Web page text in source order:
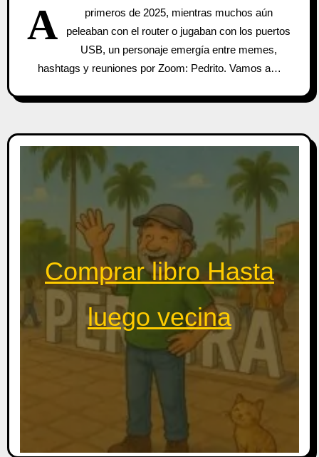
A
primeros de 2025, mientras muchos aún
peleaban con el router o jugaban con los puertos
USB, un personaje emergía entre memes,
hashtags y reuniones por Zoom: Pedrito. Vamos a…
Comprar libro Hasta
luego vecina